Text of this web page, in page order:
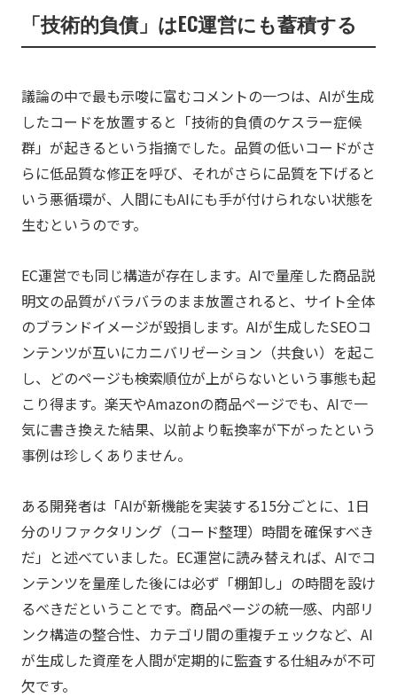
「技術的負債」はEC運営にも蓄積する
議論の中で最も示唆に富むコメントの一つは、AIが生成
したコードを放置すると「技術的負債のケスラー症候
群」が起きるという指摘でした。品質の低いコードがさ
らに低品質な修正を呼び、それがさらに品質を下げると
いう悪循環が、人間にもAIにも手が付けられない状態を
生むというのです。
EC運営でも同じ構造が存在します。AIで量産した商品説
明文の品質がバラバラのまま放置されると、サイト全体
のブランドイメージが毀損します。AIが生成したSEOコ
ンテンツが互いにカニバリゼーション（共食い）を起こ
し、どのページも検索順位が上がらないという事態も起
こり得ます。楽天やAmazonの商品ページでも、AIで一
気に書き換えた結果、以前より転換率が下がったという
事例は珍しくありません。
ある開発者は「AIが新機能を実装する15分ごとに、1日
分のリファクタリング（コード整理）時間を確保すべき
だ」と述べていました。EC運営に読み替えれば、AIでコ
ンテンツを量産した後には必ず「棚卸し」の時間を設け
るべきだということです。商品ページの統一感、内部リ
ンク構造の整合性、カテゴリ間の重複チェックなど、AI
が生成した資産を人間が定期的に監査する仕組みが不可
欠です。